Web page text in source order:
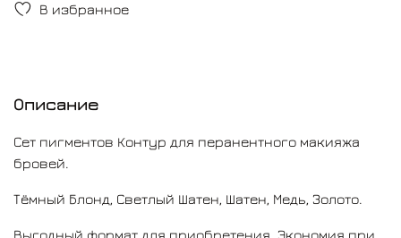
В избранное
Набор пигментов Контур Про идеально подходит для
соответствует всем требованиям безопасности.
Описание
Сет пигментов Контур для перанентного макияжа
бровей.
Тёмный Блонд, Светлый Шатен, Шатен, Медь, Золото.
Выгодный формат для приобретения. Экономия при